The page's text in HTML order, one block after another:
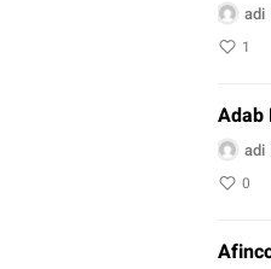
adi
1
Adab
adi
0